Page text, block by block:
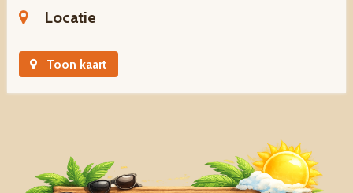
Locatie
Toon kaart